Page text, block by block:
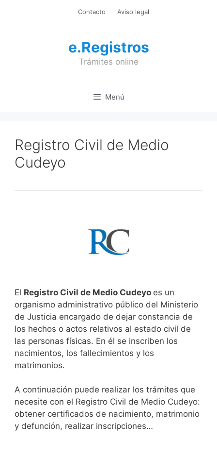
Contacto Aviso legal
e.Registros
Trámites online
Menú
Registro Civil de Medio
Cudeyo
El Registro Civil de Medio Cudeyo es un
organismo administrativo público del Ministerio
de Justicia encargado de dejar constancia de
los hechos o actos relativos al estado civil de
las personas físicas. En él se inscriben los
nacimientos, los fallecimientos y los
matrimonios.
A continuación puede realizar los trámites que
necesite con el Registro Civil de Medio Cudeyo:
obtener certificados de nacimiento, matrimonio
y defunción, realizar inscripciones…